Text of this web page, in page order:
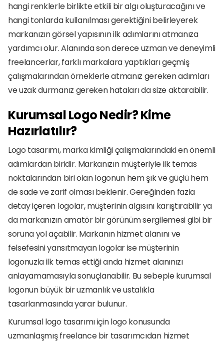
hangi renklerle birlikte etkili bir algı oluşturacağını ve
hangi tonlarda kullanılması gerektiğini belirleyerek
markanızın görsel yapısının ilk adımlarını atmanıza
yardımcı olur. Alanında son derece uzman ve deneyimli
freelancerlar, farklı markalara yaptıkları geçmiş
çalışmalarından örneklerle atmanız gereken adımları
ve uzak durmanız gereken hataları da size aktarabilir.
Kurumsal Logo Nedir? Kime
Hazırlatılır?
Logo tasarımı, marka kimliği çalışmalarındaki en önemli
adımlardan biridir. Markanızın müşteriyle ilk temas
noktalarından biri olan logonun hem şık ve güçlü hem
de sade ve zarif olması beklenir. Gereğinden fazla
detay içeren logolar, müşterinin algısını karıştırabilir ya
da markanızın amatör bir görünüm sergilemesi gibi bir
soruna yol açabilir. Markanın hizmet alanını ve
felsefesini yansıtmayan logolar ise müşterinin
logonuzla ilk temas ettiği anda hizmet alanınızı
anlayamamasıyla sonuçlanabilir. Bu sebeple kurumsal
logonun büyük bir uzmanlık ve ustalıkla
tasarlanmasında yarar bulunur.
Kurumsal logo tasarımı için logo konusunda
uzmanlaşmış freelance bir tasarımcıdan hizmet